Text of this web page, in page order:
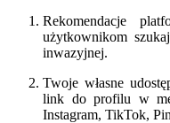
Rekomendacje
użytkownikom
inwazyjnej.
Twoje własne
link do profilu w
Instagram, TikTok,